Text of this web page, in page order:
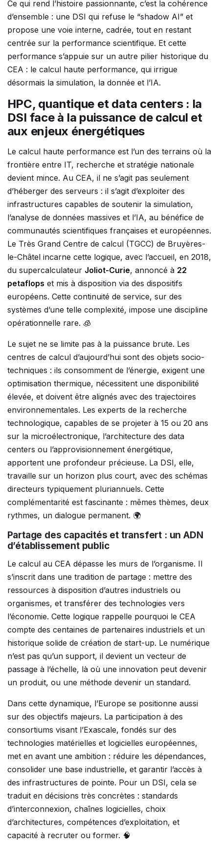
Ce qui rend l’histoire passionnante, c’est la cohérence
d’ensemble : une DSI qui refuse le “shadow AI” et
propose une voie interne, cadrée, tout en restant
centrée sur la performance scientifique. Et cette
performance s’appuie sur un autre pilier historique du
CEA : le calcul haute performance, qui irrigue
désormais la simulation, la donnée et l’IA.
HPC, quantique et data centers : la
DSI face à la puissance de calcul et
aux enjeux énergétiques
Le calcul haute performance est l’un des terrains où la
frontière entre IT, recherche et stratégie nationale
devient mince. Au CEA, il ne s’agit pas seulement
d’héberger des serveurs : il s’agit d’exploiter des
infrastructures capables de soutenir la simulation,
l’analyse de données massives et l’IA, au bénéfice de
communautés scientifiques françaises et européennes.
Le Très Grand Centre de calcul (TGCC) de Bruyères-
le-Châtel incarne cette logique, avec l’accueil, en 2018,
du supercalculateur Joliot-Curie, annoncé à 22
petaflops et mis à disposition via des dispositifs
européens. Cette continuité de service, sur des
systèmes d’une telle complexité, impose une discipline
opérationnelle rare. 🧊
Le sujet ne se limite pas à la puissance brute. Les
centres de calcul d’aujourd’hui sont des objets socio-
techniques : ils consomment de l’énergie, exigent une
optimisation thermique, nécessitent une disponibilité
élevée, et doivent être alignés avec des trajectoires
environnementales. Les experts de la recherche
technologique, capables de se projeter à 15 ou 20 ans
sur la microélectronique, l’architecture des data
centers ou l’approvisionnement énergétique,
apportent une profondeur précieuse. La DSI, elle,
travaille sur un horizon plus court, avec des schémas
directeurs typiquement pluriannuels. Cette
complémentarité est fascinante : mêmes thèmes, deux
rythmes, un dialogue permanent. 🌍
Partage des capacités et transfert : un ADN
d’établissement public
Le calcul au CEA dépasse les murs de l’organisme. Il
s’inscrit dans une tradition de partage : mettre des
ressources à disposition d’autres industriels ou
organismes, et transférer des technologies vers
l’économie. Cette logique rappelle pourquoi le CEA
compte des centaines de partenaires industriels et un
historique solide de création de start-up. Le numérique
n’est pas qu’un support, il devient un vecteur de
passage à l’échelle, là où une innovation peut devenir
un produit, ou une méthode devenir un standard.
Dans cette dynamique, l’Europe se positionne aussi
sur des objectifs majeurs. La participation à des
consortiums visant l’Exascale, fondés sur des
technologies matérielles et logicielles européennes,
met en avant une ambition : réduire les dépendances,
consolider une base industrielle, et garantir l’accès à
des infrastructures de pointe. Pour un DSI, cela se
traduit en décisions très concrètes : standards
d’interconnexion, chaînes logicielles, choix
d’architectures, compétences d’exploitation, et
capacité à recruter ou former. 🧠